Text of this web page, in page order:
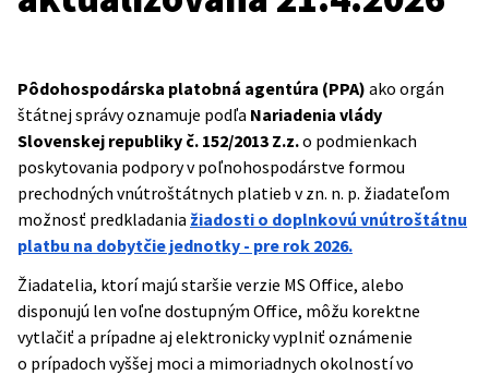
Pôdohospodárska platobná agentúra (PPA) ako orgán
štátnej správy oznamuje podľa Nariadenia vlády
Slovenskej republiky č. 152/2013 Z.z.o podmienkach
poskytovania podpory v poľnohospodárstve formou
prechodných vnútroštátnych platieb v zn. n. p. žiadateľom
možnosť predkladania žiadosti o doplnkovú vnútroštátnu
platbu na dobytčie jednotky - pre rok 2026.
Žiadatelia, ktorí majú staršie verzie MS Office, alebo
disponujú len voľne dostupným Office, môžu korektne
vytlačiť a prípadne aj elektronicky vyplniť oznámenie
o prípadoch vyššej moci a mimoriadnych okolností vo